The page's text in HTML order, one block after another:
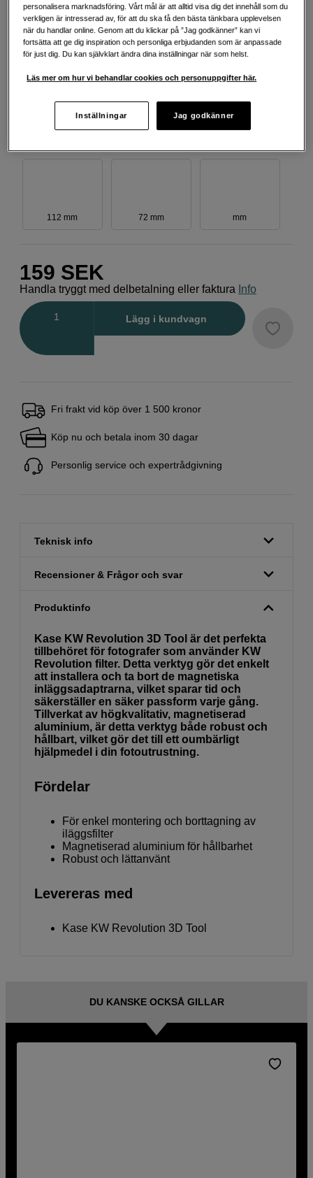
82 mm 67 mm 77 mm
112 mm 72 mm mm
159 SEK
Handla tryggt med delbetalning eller faktura Info
Lägg i kundvagn
Fri frakt vid köp över 1 500 kronor
Köp nu och betala inom 30 dagar
Personlig service och expertrådgivning
Teknisk info
Recensioner & Frågor och svar
Produktinfo
Kase KW Revolution 3D Tool är det perfekta
tillbehöret för fotografer som använder KW
Revolution filter. Detta verktyg gör det enkelt
att installera och ta bort de magnetiska
inläggsadaptrarna, vilket sparar tid och
säkerställer en säker passform varje gång.
Tillverkat av högkvalitativ, magnetiserad
aluminium, är detta verktyg både robust och
hållbart, vilket gör det till ett oumbärligt
hjälpmedel i din fotoutrustning.
Fördelar
För enkel montering och borttagning av
iläggsfilter
Magnetiserad aluminium för hållbarhet
Robust och lättanvänt
Levereras med
Kase KW Revolution 3D Tool
DU KANSKE OCKSÅ GILLAR
personalisera marknadsföring. Vårt mål är att alltid visa dig det innehåll som du
verkligen är intresserad av, för att du ska få den bästa tänkbara upplevelsen
när du handlar online. Genom att du klickar på ”Jag godkänner” kan vi
fortsätta att ge dig inspiration och personliga erbjudanden som är anpassade
för just dig. Du kan självklart ändra dina inställningar när som helst.
Läs mer om hur vi behandlar cookies och personuppgifter här.
Inställningar Jag godkänner